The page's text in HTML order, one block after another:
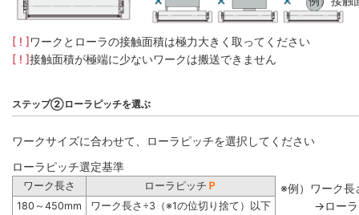
[ ! ]ワークとローラの接触面積は極力大きく取ってください
[ ! ]接触面積が極端に少ないワークは搬送できません
ステップ②ローラピッチを選ぶ
ワークサイズに合わせて、ローラピッチを選択してください
ローラピッチ選定基準
ワーク長さ ローラピッチ Ｐ
180～450mm
ワーク長さ÷3（※1の位切り捨て）以下
※例）ワーク
→ローラ